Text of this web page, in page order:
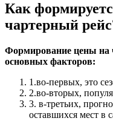
Как
чартерный
Формирование цены на
основных факторов:
1.во-первых, это
2.во-вторых,
3. в-третьих,
оставшихся мест в